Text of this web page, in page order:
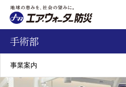
手術部
事業案内